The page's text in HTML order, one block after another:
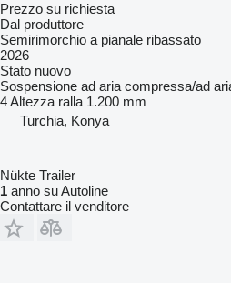
Prezzo su richiesta
Dal produttore
Semirimorchio a pianale ribassato
2026
Stato nuovo
Sospensione ad aria compressa/ad
4Altezza ralla 1.200 mm
Turchia, Konya
Nükte Trailer
1 anno su Autoline
Contattare il venditore